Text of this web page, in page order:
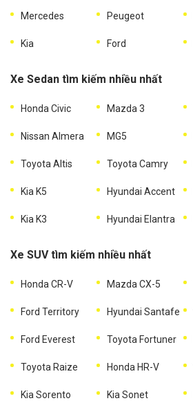
Mercedes Peugeot
Kia Ford
Xe Sedan tìm kiếm nhiều nhất
Honda Civic Mazda 3
Nissan Almera MG5
Toyota Altis Toyota Camry
Kia K5 Hyundai Accent
Kia K3 Hyundai Elantra
Xe SUV tìm kiếm nhiều nhất
Honda CR-V Mazda CX-5
Ford Territory Hyundai Santafe
Ford Everest Toyota Fortuner
Toyota Raize Honda HR-V
Kia Sorento Kia Sonet